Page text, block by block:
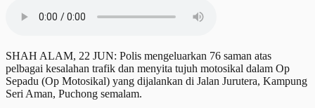
SHAH ALAM, 22 JUN: Polis mengeluarkan 76 saman atas
pelbagai kesalahan trafik dan menyita tujuh motosikal dalam Op
Sepadu (Op Motosikal) yang dijalankan di Jalan Jurutera, Kampung
Seri Aman, Puchong semalam.